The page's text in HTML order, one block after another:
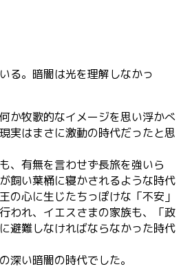
る。暗闇は光を理解しなかっ
か牧歌的なイメージを思い浮かべ
実はまさに激動の時代だったと思
、有無を言わせず長旅を強いら
飼い葉桶に寝かされるような時代
の心に生じたちっぽけな「不安」
われ、イエスさまの家族も、「政
避難しなければならなかった時代
深い暗闇の時代でした。